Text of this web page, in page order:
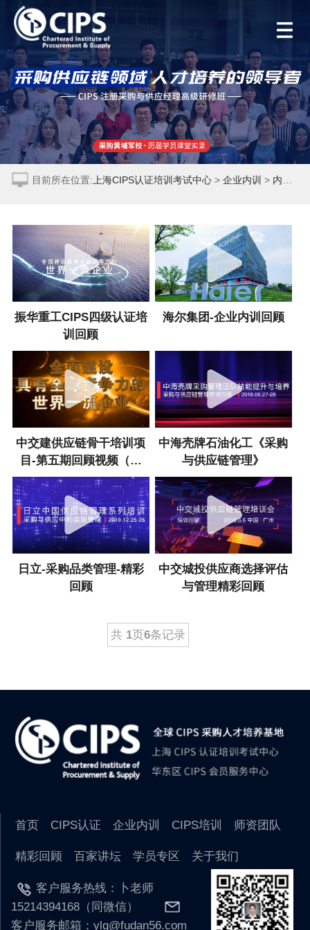
首页
CIPS认证
企业内训
CIPS培训
精品公开课
精彩回顾
师资团队
供应链硕士
关于我们
目前所在位置: 上海CIPS认证培训考试中心> 企业内训 > 内训
振华重工CIPS四级认证培
训回顾
海尔集团-企业内训回顾
中交建供应链骨干培训项
目-第五期回顾视频（西
安）
中海壳牌石油化工《采购
与供应链管理》
日立-采购品类管理-精彩
回顾
中交城投供应商选择评估
与管理精彩回顾
共 1页6条记录
首页 CIPS认证 企业内训 CIPS培训 师资团队
精彩回顾 百家讲坛 学员专区 关于我们
客户服务热线：卜老师
15214394168（同微信）
客户服务邮箱：ylq@fudan56.com